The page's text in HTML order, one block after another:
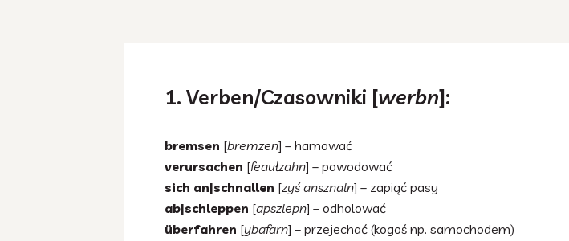
1. Verben/Czasowniki [werbn]:
bremsen [bremzen] – hamować
verursachen [feaułzahn] – powodować
sich an|schnallen [zyś ansznaln] – zapiąć pasy
ab|schleppen [apszlepn] – odholować
überfahren [ybafarn] – przejechać (kogoś np. samochodem)